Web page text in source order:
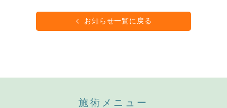
お知らせ一覧に戻る
施術メニュー